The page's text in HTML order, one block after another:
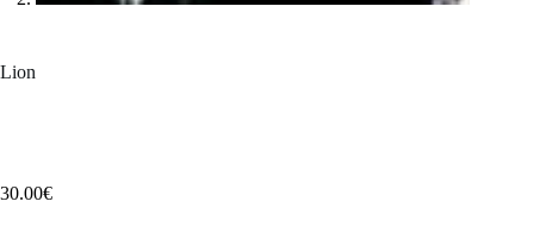
Lion
30.00€